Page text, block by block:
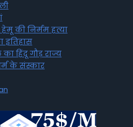
हेमू की निर्मम हत्या
इतिहास
हिंदू गौड़ राज्य
के संस्कार